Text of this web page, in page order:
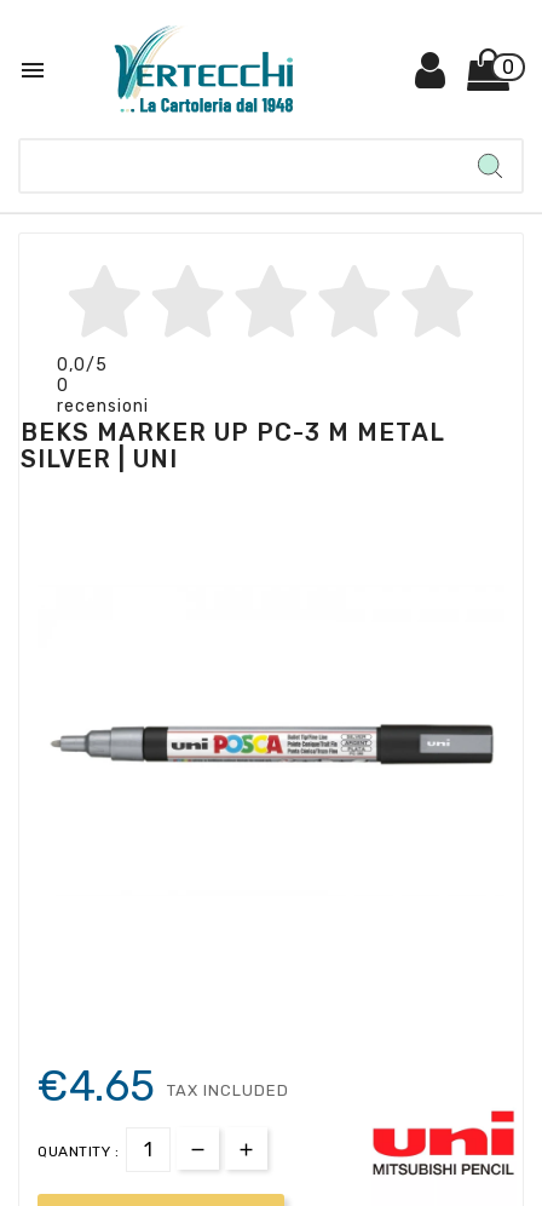
 0
0,0/5
0
recensioni
BEKS MARKER UP PC-3 M METAL
SILVER | UNI
€4.65 TAX INCLUDED
QUANTITY :